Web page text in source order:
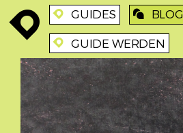
enroute enroute GUIDES blog BLOG
enroute GUIDE WERDEN